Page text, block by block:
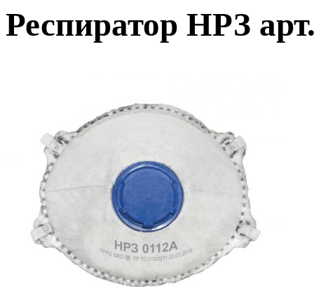
Респиратор НРЗ